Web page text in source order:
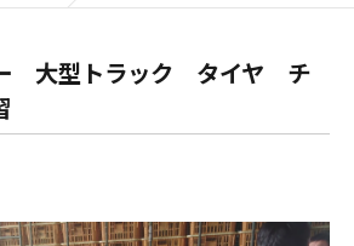
大型トラック タイヤ チ